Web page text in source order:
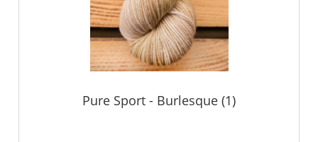
Pure Sport - Burlesque (1)